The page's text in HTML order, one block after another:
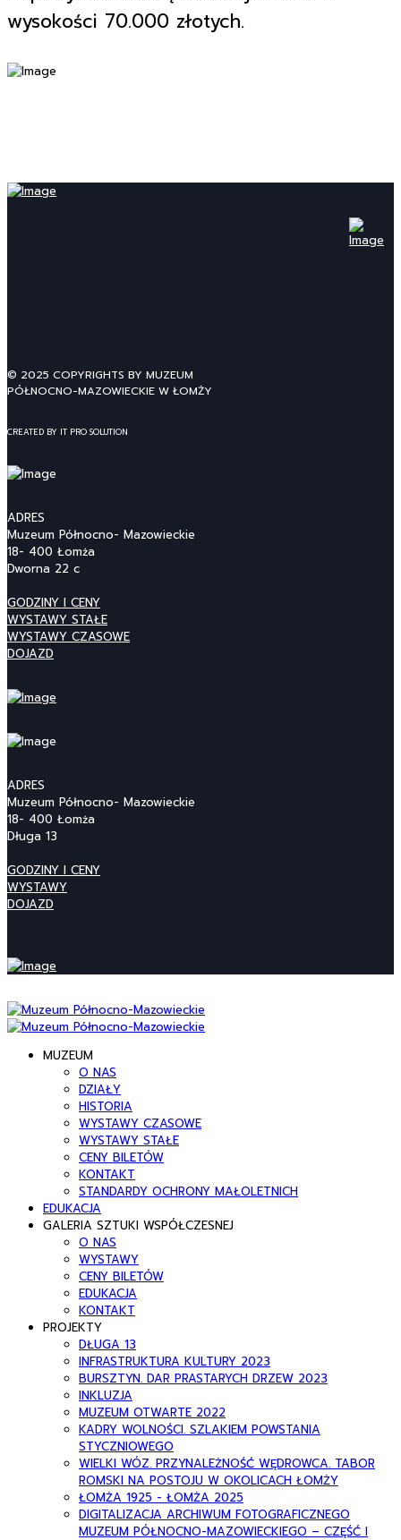
wysokości 70.000 złotych.
© 2025 COPYRIGHTS BY MUZEUM
PÓŁNOCNO-MAZOWIECKIE W ŁOMŻY
CREATED BY IT PRO SOLUTION
ADRES
Muzeum Północno- Mazowieckie
18- 400 Łomża
Dworna 22 c
GODZINY I CENY
WYSTAWY STAŁE
WYSTAWY CZASOWE
DOJAZD
ADRES
Muzeum Północno- Mazowieckie
18- 400 Łomża
Długa 13
GODZINY I CENY
WYSTAWY
DOJAZD
MUZEUM
O NAS
DZIAŁY
HISTORIA
WYSTAWY CZASOWE
WYSTAWY STAŁE
CENY BILETÓW
KONTAKT
STANDARDY OCHRONY MAŁOLETNICH
EDUKACJA
GALERIA SZTUKI WSPÓŁCZESNEJ
O NAS
WYSTAWY
CENY BILETÓW
EDUKACJA
KONTAKT
PROJEKTY
DŁUGA 13
INFRASTRUKTURA KULTURY 2023
BURSZTYN. DAR PRASTARYCH DRZEW 2023
INKLUZJA
MUZEUM OTWARTE 2022
KADRY WOLNOŚCI. SZLAKIEM POWSTANIA
STYCZNIOWEGO
WIELKI WÓZ. PRZYNALEŻNOŚĆ WĘDROWCA. TABOR
ROMSKI NA POSTOJU W OKOLICACH ŁOMŻY
ŁOMŻA 1925 - ŁOMŻA 2025
DIGITALIZACJA ARCHIWUM FOTOGRAFICZNEGO
MUZEUM PÓŁNOCNO-MAZOWIECKIEGO – CZĘŚĆ I